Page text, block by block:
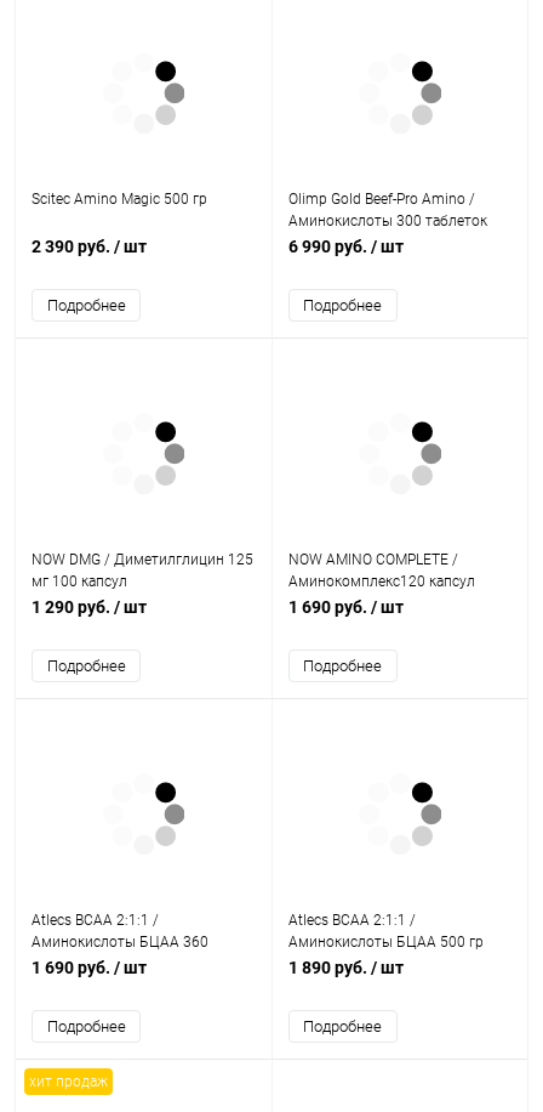
Scitec Amino Magic 500 гр
2 390 руб. / шт
Подробнее
Olimp Gold Beef-Pro Amino /
Аминокислоты 300 таблеток
6 990 руб. / шт
Подробнее
NOW DMG / Диметилглицин 125
мг 100 капсул
1 290 руб. / шт
Подробнее
NOW AMINO COMPLETE /
Аминокомплекс120 капсул
1 690 руб. / шт
Подробнее
Atlecs BCAA 2:1:1 /
Аминокислоты БЦАА 360
капсул
1 690 руб. / шт
Подробнее
Atlecs BCAA 2:1:1 /
Аминокислоты БЦАА 500 гр
1 890 руб. / шт
Подробнее
хит продаж